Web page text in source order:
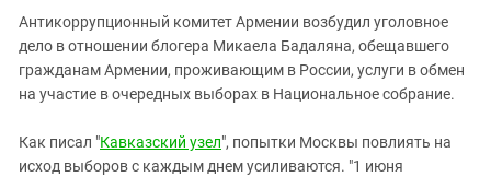
Северная Осетия - Алания
СКФО
Ставропольский край
Южная Осетия
Антикоррупционный комитет Армении возбудил уголовное
дело в отношении блогера Микаела Бадаляна, обещавшего
гражданам Армении, проживающим в России, услуги в обмен
на участие в очередных выборах в Национальное собрание.
Как писал "Кавказский узел", попытки Москвы повлиять на
исход выборов с каждым днем усиливаются. "1 июня